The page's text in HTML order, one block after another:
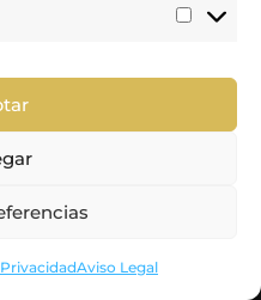
Aviso Legal
de la hípica en Canarias.